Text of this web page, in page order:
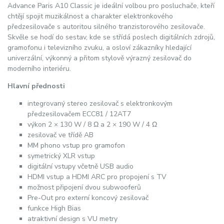
Advance Paris A10 Classic je ideální volbou pro posluchače, kteří
chtějí spojit muzikálnost a charakter elektronkového
předzesilovače s autoritou silného tranzistorového zesilovače.
Skvěle se hodí do sestav, kde se střídá poslech digitálních zdrojů,
gramofonu i televizního zvuku, a osloví zákazníky hledající
univerzální, výkonný a přitom stylově výrazný zesilovač do
moderního interiéru.
Hlavní přednosti
integrovaný stereo zesilovač s elektronkovým
předzesilovačem ECC81 / 12AT7
výkon 2 × 130 W / 8 Ω a 2 × 190 W / 4 Ω
zesilovač ve třídě AB
MM phono vstup pro gramofon
symetrický XLR vstup
digitální vstupy včetně USB audio
HDMI vstup a HDMI ARC pro propojení s TV
možnost připojení dvou subwooferů
Pre-Out pro externí koncový zesilovač
funkce High Bias
atraktivní design s VU metry